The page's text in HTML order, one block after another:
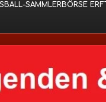
SAMMLERBÖRSE